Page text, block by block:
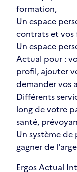
formation,
Un espace
contrats et vos
Un espace
Actual pour :
profil, ajouter
demander vos
Différents
long de votre
santé,
Un système
gagner de
Ergos Actual